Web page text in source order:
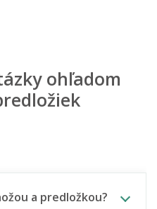
ohľadom
a predložkou?